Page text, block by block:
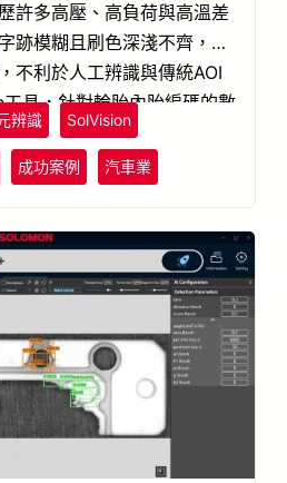
許多高壓、高負荷與高溫差
跡模糊且刷色深淺不齊，影
不利於人工辨識與傳統AOI
具，針對輪胎內胎編碼的數
行AI模型訓練，能成功辨
的正確率。
辨識 SolVision
成功案例 汽車業